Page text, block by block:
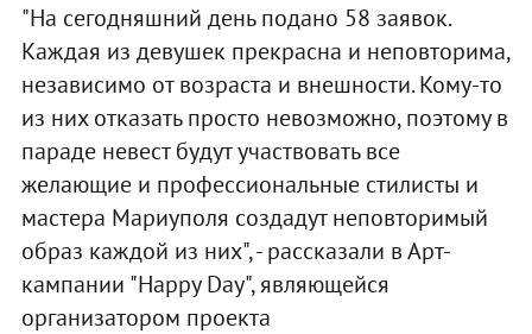
"На сегодняшний день подано 58 заявок.
Каждая из девушек прекрасна и неповторима,
независимо от возраста и внешности. Кому-то
из них отказать просто невозможно, поэтому в
параде невест будут участвовать все
желающие и профессиональные стилисты и
мастера Мариуполя создадут неповторимый
образ каждой из них", - рассказали в Арт-
кампании "Happy Day", являющейся
организатором проекта